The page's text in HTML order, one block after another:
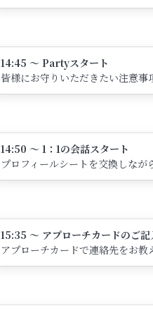
14:45 ～ Partyスタート
皆様にお守りいただきたい注意
14:50 ～ 1：1の会話スタート
プロフィールシートを交換しな
15:35 ～ アプローチカードのご記
アプローチカードで連絡先をお教